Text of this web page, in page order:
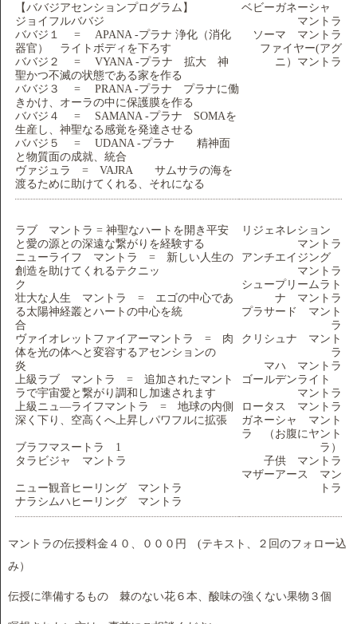
【ババジアセンションプログラム】
ジョイフルババジ
ババジ１ = APANA -プラナ 浄化（消化
器官） ライトボディを下ろす
ババジ２ = VYANA -プラナ 拡大 神
聖かつ不滅の状態である家を作る
ババジ３ = PRANA -プラナ プラナに働
きかけ、オーラの中に保護膜を作る
ババジ４ = SAMANA -プラナ SOMAを
生産し、神聖なる感覚を発達させる
ババジ５ = UDANA -プラナ 精神面
と物質面の成就、統合
ヴァジュラ = VAJRA サムサラの海を
渡るために助けてくれる、それになる
ベビーガネーシャ
マントラ
ソーマ マントラ
ファイヤー(アグ
ニ）マントラ
ラブ マントラ = 神聖なハートを開き平安
と愛の源との深遠な繋がりを経験する
ニューライフ マントラ = 新しい人生の
創造を助けてくれるテクニッ
ク
壮大な人生 マントラ = エゴの中心であ
る太陽神経叢とハートの中心を統
合
ヴァイオレットファイアーマントラ = 肉
体を光の体へと変容するアセンションの
炎
上級ラブ マントラ = 追加されたマント
ラで宇宙愛と繋がり調和し加速されます
上級ニュ―ライフマントラ = 地球の内側
深く下り、空高くへ上昇しパワフルに拡張
ブラフマスートラ 1
タラビジャ マントラ
ニュー観音ヒーリング マントラ
ナラシムハヒーリング マントラ
リジェネレション
マントラ
アンチエイジング
マントラ
シュープリームラト
ナ マントラ
プラサード マント
ラ
クリシュナ マント
ラ
マハ マントラ
ゴールデンライト
マントラ
ロータス マントラ
ガネーシャ マント
ラ （お腹にヤント
ラ）
子供 マントラ
マザーアース マン
トラ
マントラの伝授料金４０、０００円 (テキスト、２回のフォロー込
み）
伝授に準備するもの 棘のない花６本、酸味の強くない果物３個